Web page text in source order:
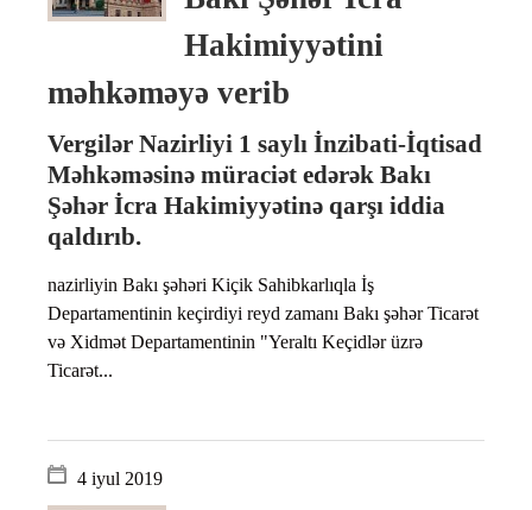
Hakimiyyətini
məhkəməyə verib
Vergilər Nazirliyi 1 saylı İnzibati-İqtisad
Məhkəməsinə müraciət edərək Bakı
Şəhər İcra Hakimiyyətinə qarşı iddia
qaldırıb.
nazirliyin Bakı şəhəri Kiçik Sahibkarlıqla İş
Departamentinin keçirdiyi reyd zamanı Bakı şəhər Ticarət
və Xidmət Departamentinin "Yeraltı Keçidlər üzrə
Ticarət...
4 iyul 2019